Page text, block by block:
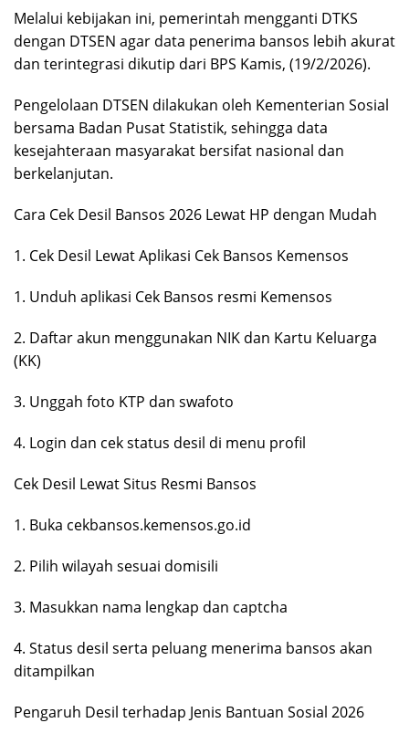
Melalui kebijakan ini, pemerintah mengganti DTKS
dengan DTSEN agar data penerima bansos lebih akurat
dan terintegrasi dikutip dari BPS Kamis, (19/2/2026).
Pengelolaan DTSEN dilakukan oleh Kementerian Sosial
bersama Badan Pusat Statistik, sehingga data
kesejahteraan masyarakat bersifat nasional dan
berkelanjutan.
Cara Cek Desil Bansos 2026 Lewat HP dengan Mudah
1. Cek Desil Lewat Aplikasi Cek Bansos Kemensos
1. Unduh aplikasi Cek Bansos resmi Kemensos
2. Daftar akun menggunakan NIK dan Kartu Keluarga
(KK)
3. Unggah foto KTP dan swafoto
4. Login dan cek status desil di menu profil
Cek Desil Lewat Situs Resmi Bansos
1. Buka cekbansos.kemensos.go.id
2. Pilih wilayah sesuai domisili
3. Masukkan nama lengkap dan captcha
4. Status desil serta peluang menerima bansos akan
ditampilkan
Pengaruh Desil terhadap Jenis Bantuan Sosial 2026